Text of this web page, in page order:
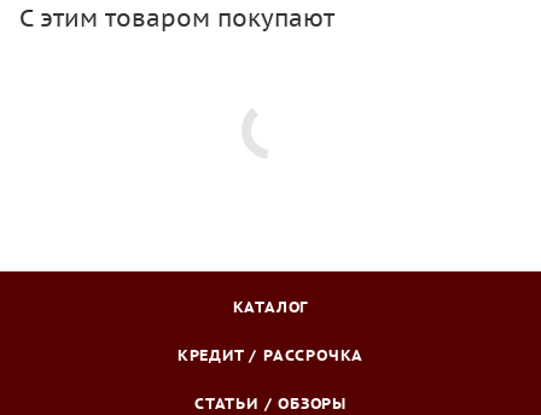
С этим товаром покупают
КАТАЛОГ
КРЕДИТ / РАССРОЧКА
СТАТЬИ / ОБЗОРЫ